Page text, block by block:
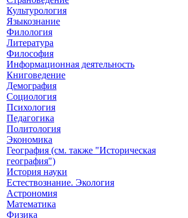
Культурология
Языкознание
Филология
Литература
Философия
Информационная деятельность
Книговедение
Демография
Социология
Психология
Педагогика
Политология
Экономика
География (см. также "Историческая
география")
История науки
Естествознание. Экология
Астрономия
Математика
Физика